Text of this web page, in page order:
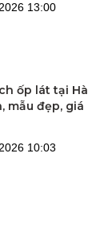
13:00
ốp lát tại Hà
mẫu đẹp, giá
10:03